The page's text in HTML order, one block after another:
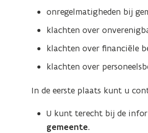
onregelmatigheden bij
klachten over
klachten over financiële
klachten over
In de eerste plaats kunt u
U kunt terecht bij de
gemeente.